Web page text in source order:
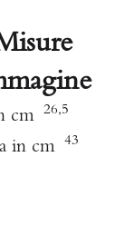
cm 26,5
in cm 43